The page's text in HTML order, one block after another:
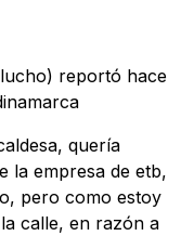
reportó hace
quería
la empresa de etb,
pero como estoy
calle, en razón a